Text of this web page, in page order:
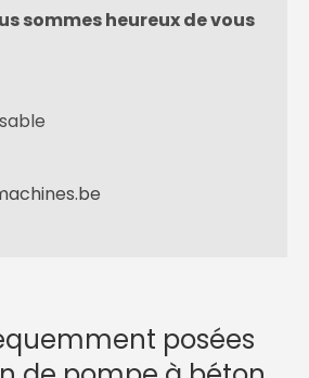
sommes heureux de vous
posées